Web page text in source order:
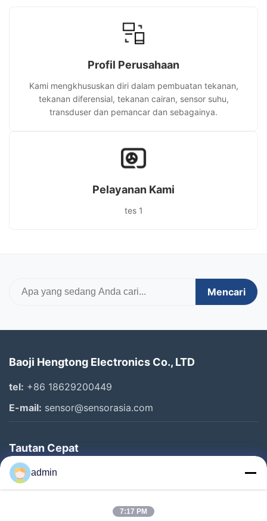
Profil Perusahaan
Kami mengkhususkan diri dalam pembuatan tekanan,
tekanan diferensial, tekanan cairan, sensor suhu,
transduser dan pemancar dan sebagainya.
Pelayanan Kami
tes 1
Mencari
Baoji Hengtong Electronics Co., LTD
tel: +86 18629200449
E-mail: sensor@sensorasia.com
Tautan Cepat
Rumah
Produk
admin
7:17 PM